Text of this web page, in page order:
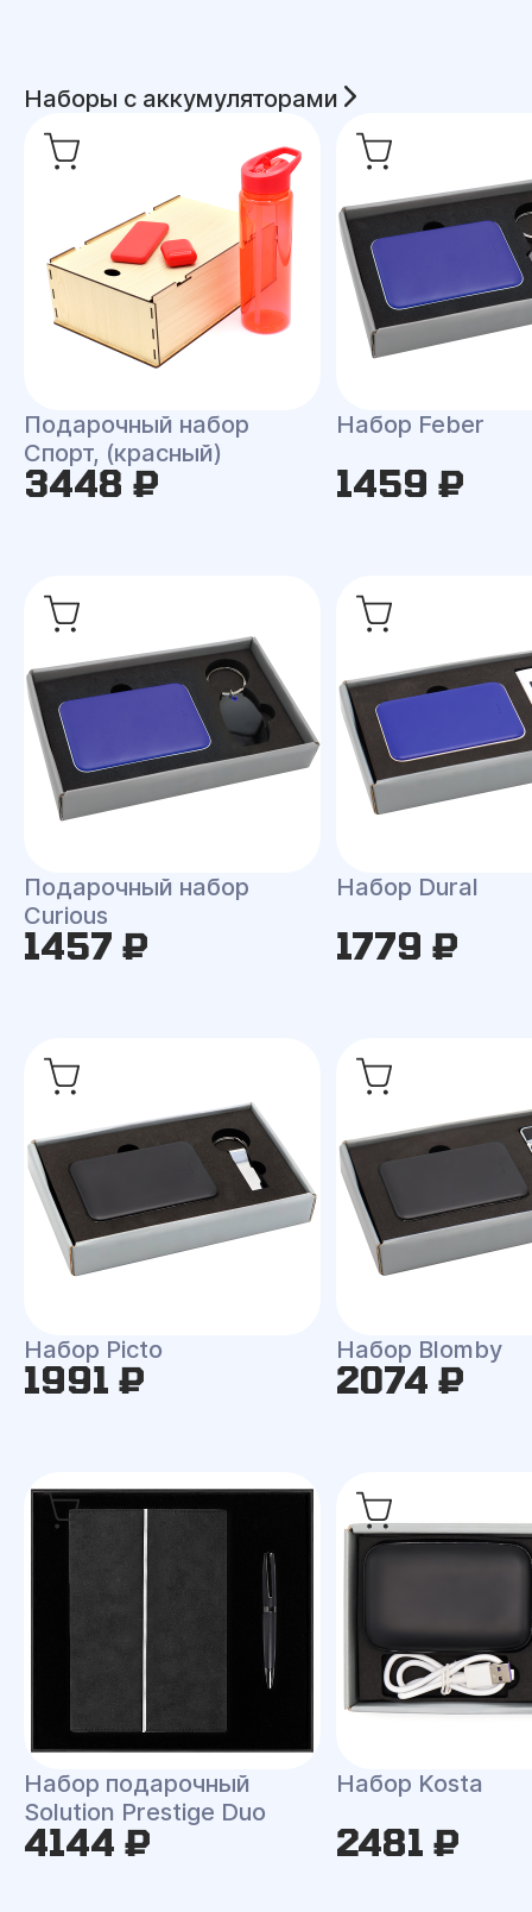
Наборы с аккумуляторами
Подарочный набор
Спорт, (красный)
3448 ₽
Набор Feber
1459 ₽
Подарочный набор
Curious
1457 ₽
Набор Dural
1779 ₽
Набор Picto
1991 ₽
Набор Blomby
2074 ₽
Набор подарочный
Solution Prestige Duo
4144 ₽
Набор Kosta
2481 ₽